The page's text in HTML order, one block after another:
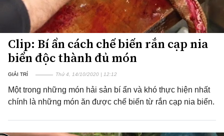
Clip: Bí ẩn cách chế biến rắn cạp nia
biển độc thành đủ món
GIẢI TRÍ Thứ 4, 14/10/2020 | 12:12
Một trong những món hải sản bí ẩn và khó thực hiện nhất
chính là những món ăn được chế biến từ rắn cạp nia biển.